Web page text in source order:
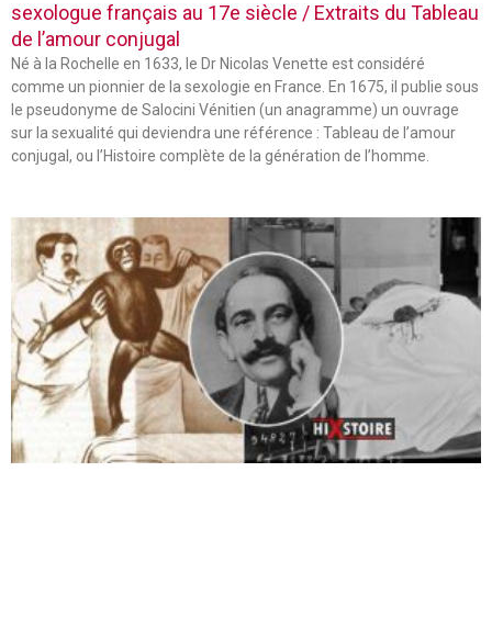
sexologue français au 17e siècle / Extraits du Tableau
de l’amour conjugal
Né à la Rochelle en 1633, le Dr Nicolas Venette est considéré
comme un pionnier de la sexologie en France. En 1675, il publie sous
le pseudonyme de Salocini Vénitien (un anagramme) un ouvrage
sur la sexualité qui deviendra une référence : Tableau de l’amour
conjugal, ou l’Histoire complète de la génération de l’homme.